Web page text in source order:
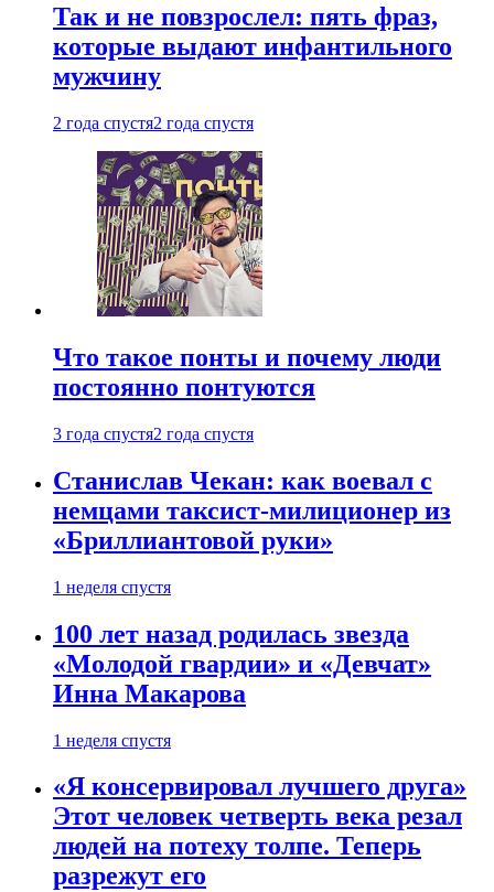
Так и не повзрослел: пять фраз,
которые выдают инфантильного
мужчину
2 года спустя2 года спустя
Что такое понты и почему люди
постоянно понтуются
3 года спустя2 года спустя
Станислав Чекан: как воевал с
немцами таксист-милиционер из
«Бриллиантовой руки»
1 неделя спустя
100 лет назад родилась звезда
«Молодой гвардии» и «Девчат»
Инна Макарова
1 неделя спустя
«Я консервировал лучшего друга»
Этот человек четверть века резал
людей на потеху толпе. Теперь
разрежут его